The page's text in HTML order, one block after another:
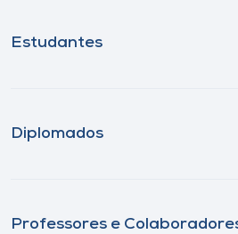
Estudantes
Diplomados
Professores e